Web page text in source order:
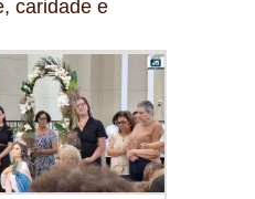
caridade e